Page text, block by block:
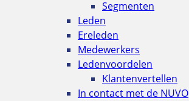
Segmenten
Leden
Ereleden
Medewerkers
Ledenvoordelen
Klantenvertellen
In contact met de NUVO